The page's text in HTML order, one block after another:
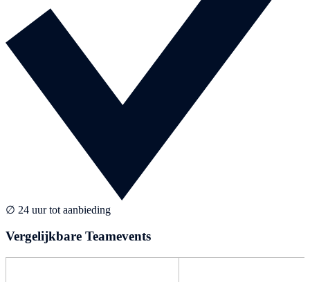
∅ 24 uur tot aanbieding
Vergelijkbare Teamevents